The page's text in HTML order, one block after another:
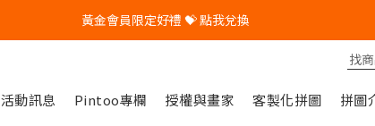
🎁 Pintoo送您專屬生日禮 🎁
黃金會員限定好禮 💝 點我兌換
活動訊息 Pintoo專欄 授權與畫家 客製化拼圖 拼圖